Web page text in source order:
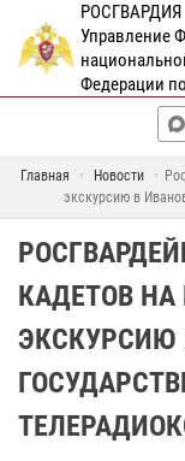
РОСГВАРДИЯ
Управление
Федерации
Главная Новости
экскурсию в
КАДЕТОВ
ЭКСКУРСИЮ